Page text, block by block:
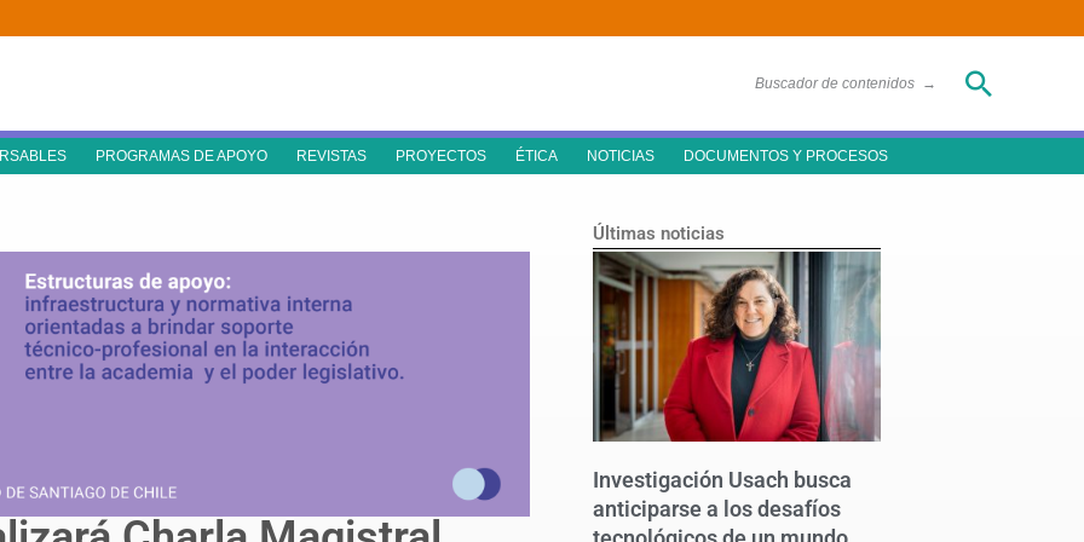
Buscador de contenidos → Buscar
PROGRAMAS DE APOYO REVISTAS PROYECTOS ÉTICA NOTICIAS DOCUMENTOS Y PROCESOS
Últimas noticias
Investigación Usach busca
anticiparse a los desafíos